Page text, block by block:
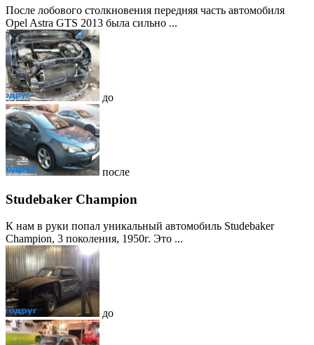
После лобового столкновения передняя часть автомобиля
Opel Astra GTS 2013 была сильно ...
до
после
Studebaker Champion
К нам в руки попал уникальный автомобиль Studebaker
Champion, 3 поколения, 1950г. Это ...
до